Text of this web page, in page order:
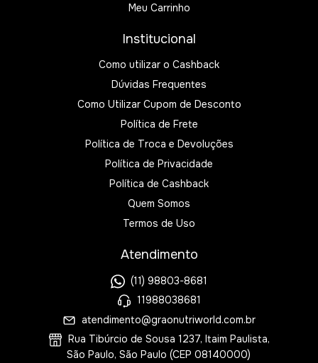
Meu Carrinho
Institucional
Como utilizar o Cashback
Dúvidas Frequentes
Como Utilizar Cupom de Desconto
Política de Frete
Política de Troca e Devoluções
Política de Privacidade
Política de Cashback
Quem Somos
Termos de Uso
Atendimento
(11) 98803-8681
11988038681
atendimento@graonutriworld.com.br
Rua Tibúrcio de Sousa 1237, Itaim Paulista,
São Paulo, São Paulo (CEP 08140000)